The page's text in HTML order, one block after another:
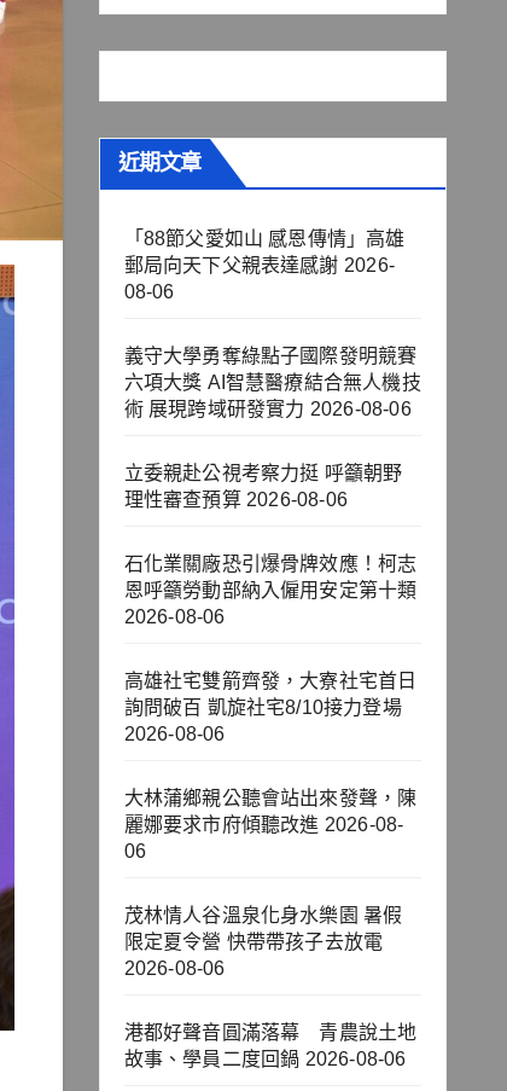
近期文章
「88節父愛如山 感恩傳情」高雄
郵局向天下父親表達感謝 2026-
08-06
義守大學勇奪綠點子國際發明競賽
六項大獎 AI智慧醫療結合無人機技
術 展現跨域研發實力 2026-08-06
立委親赴公視考察力挺 呼籲朝野
理性審查預算 2026-08-06
石化業關廠恐引爆骨牌效應！柯志
恩呼籲勞動部納入僱用安定第十類
2026-08-06
高雄社宅雙箭齊發，大寮社宅首日
詢問破百 凱旋社宅8/10接力登場
2026-08-06
大林蒲鄉親公聽會站出來發聲，陳
麗娜要求市府傾聽改進 2026-08-
06
茂林情人谷溫泉化身水樂園 暑假
限定夏令營 快帶帶孩子去放電
2026-08-06
港都好聲音圓滿落幕 青農說土地
故事、學員二度回鍋 2026-08-06